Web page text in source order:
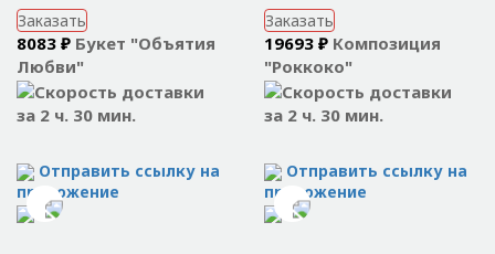
Заказать
8083 ₽ Букет "Объятия
Любви"
за 2 ч. 30 мин.
Отправить ссылку на
приложение
Заказать
19693 ₽ Композиция
"Роккоко"
за 2 ч. 30 мин.
Отправить ссылку на
приложение